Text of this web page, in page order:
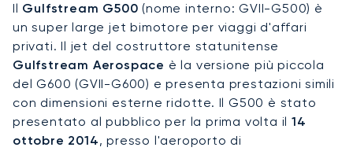
Il Gulfstream G500 (nome interno: GVII-G500) è
un super large jet bimotore per viaggi d'affari
privati. Il jet del costruttore statunitense
Gulfstream Aerospace è la versione più piccola
del G600 (GVII-G600) e presenta prestazioni simili
con dimensioni esterne ridotte. Il G500 è stato
presentato al pubblico per la prima volta il 14
ottobre 2014, presso l'aeroporto di